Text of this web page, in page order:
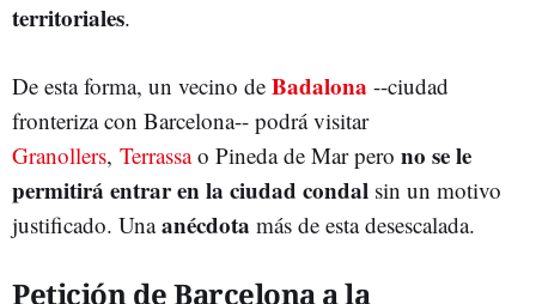
territoriales.
De esta forma, un vecino de Badalona --ciudad
fronteriza con Barcelona-- podrá visitar
Granollers, Terrassao Pineda de Mar pero no se le
permitirá entrar en la ciudad condal sin un motivo
justificado. Unaanécdota más de esta desescalada.
Petición de Barcelona a la